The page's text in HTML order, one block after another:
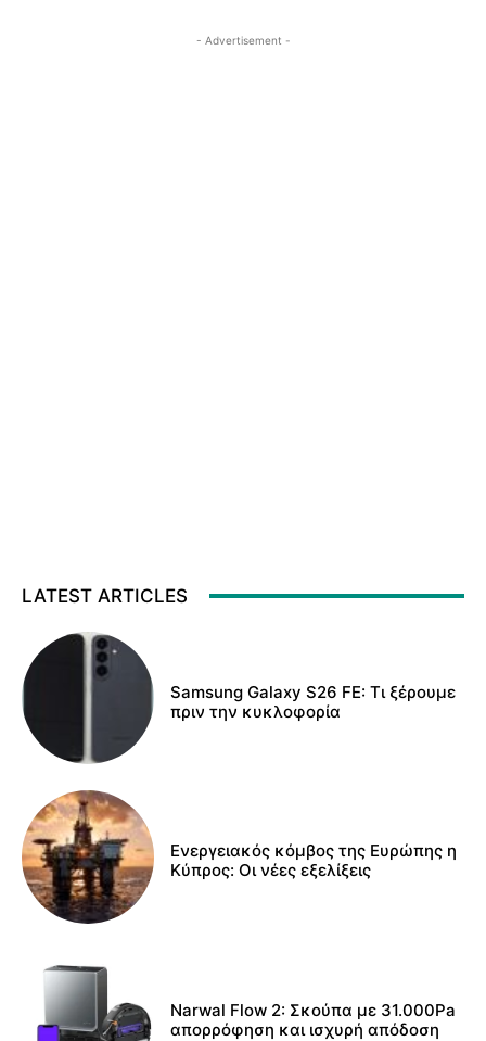
- Advertisement -
LATEST ARTICLES
Samsung Galaxy S26 FE: Τι ξέρουμε
πριν την κυκλοφορία
Ενεργειακός κόμβος της Ευρώπης η
Κύπρος: Οι νέες εξελίξεις
Narwal Flow 2: Σκούπα με 31.000Pa
απορρόφηση και ισχυρή απόδοση